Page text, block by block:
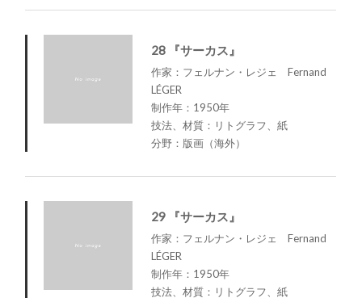
28 『サーカス』
作家：フェルナン・レジェ Fernand
LÉGER
制作年：1950年
技法、材質：リトグラフ、紙
分野：版画（海外）
29 『サーカス』
作家：フェルナン・レジェ Fernand
LÉGER
制作年：1950年
技法、材質：リトグラフ、紙